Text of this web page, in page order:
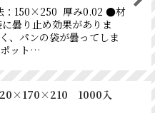
：150×250 厚み0.02 ●材
曇り止め効果がありま
、パンの袋が曇ってしま
ポット…
20×170×210 1000入